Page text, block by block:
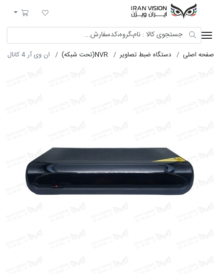
لیست مورد علاقه
سبد خرید
صفحه اصلی دستگاه ضبط تصاویر NVR(تحت شبکه) ان وی آر‌ 4 کانال 2MP شبکهXM